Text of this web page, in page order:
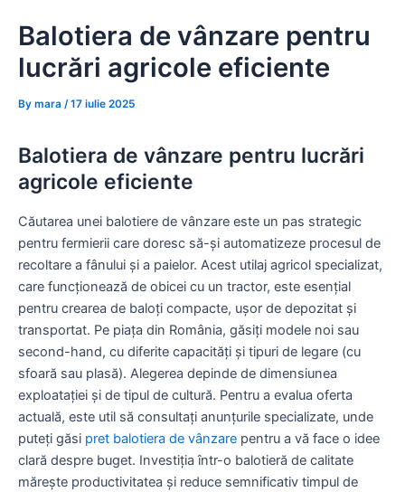
content
Balotiera de vânzare pentru
lucrări agricole eficiente
By mara /17 iulie 2025
Balotiera de vânzare pentru lucrări
agricole eficiente
Căutarea unei balotiere de vânzare este un pas strategic
pentru fermierii care doresc să-și automatizeze procesul de
recoltare a fânului și a paielor. Acest utilaj agricol specializat,
care funcționează de obicei cu un tractor, este esențial
pentru crearea de baloți compacte, ușor de depozitat și
transportat. Pe piața din România, găsiți modele noi sau
second-hand, cu diferite capacități și tipuri de legare (cu
sfoară sau plasă). Alegerea depinde de dimensiunea
exploatației și de tipul de cultură. Pentru a evalua oferta
actuală, este util să consultați anunțurile specializate, unde
puteți găsi pret balotiera de vânzare pentru a vă face o idee
clară despre buget. Investiția într-o balotieră de calitate
mărește productivitatea și reduce semnificativ timpul de